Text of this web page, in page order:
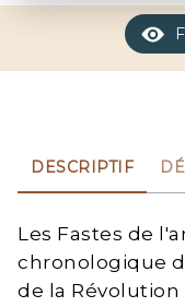
DESCRIPTIF
Les Fastes de
chronologique
de la Révolution